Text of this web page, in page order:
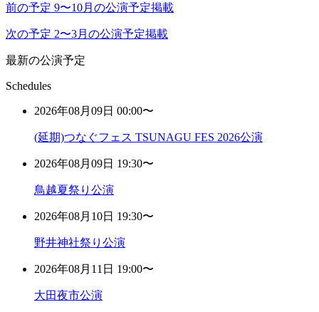
前の予定 9〜10月の公演予定掲載
次の予定 2〜3月の公演予定掲載
最新の公演予定
Schedules
2026年08月09日 00:00〜
(延期)つなぐフェス TSUNAGU FES 2026公演
2026年08月09日 19:30〜
鳥越夏祭り公演
2026年08月10日 19:30〜
野井神社祭り公演
2026年08月11日 19:00〜
大田夜市公演